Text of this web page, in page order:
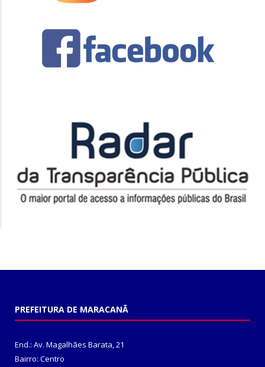
PREFEITURA DE MARACANÃ
End.: Av. Magalhães Barata, 21
Bairro: Centro